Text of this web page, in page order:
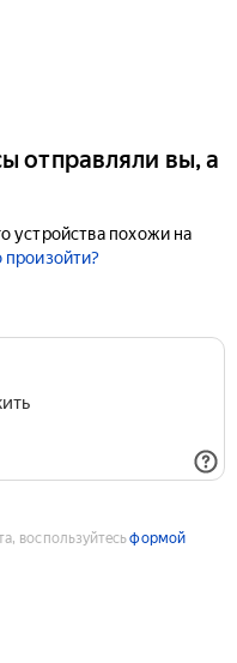
отправляли вы, а
устройства похожи на
произойти?
воспользуйтесьформой